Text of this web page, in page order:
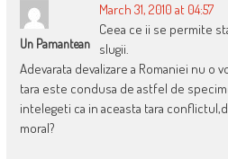
Un Pamantean
March 31, 2010 at 04:57
Ceea ce ii se permite
slugii.
Adevarata devalizare a Romaniei nu o
tara este condusa de astfel de
intelegeti ca in aceasta tara
moral?